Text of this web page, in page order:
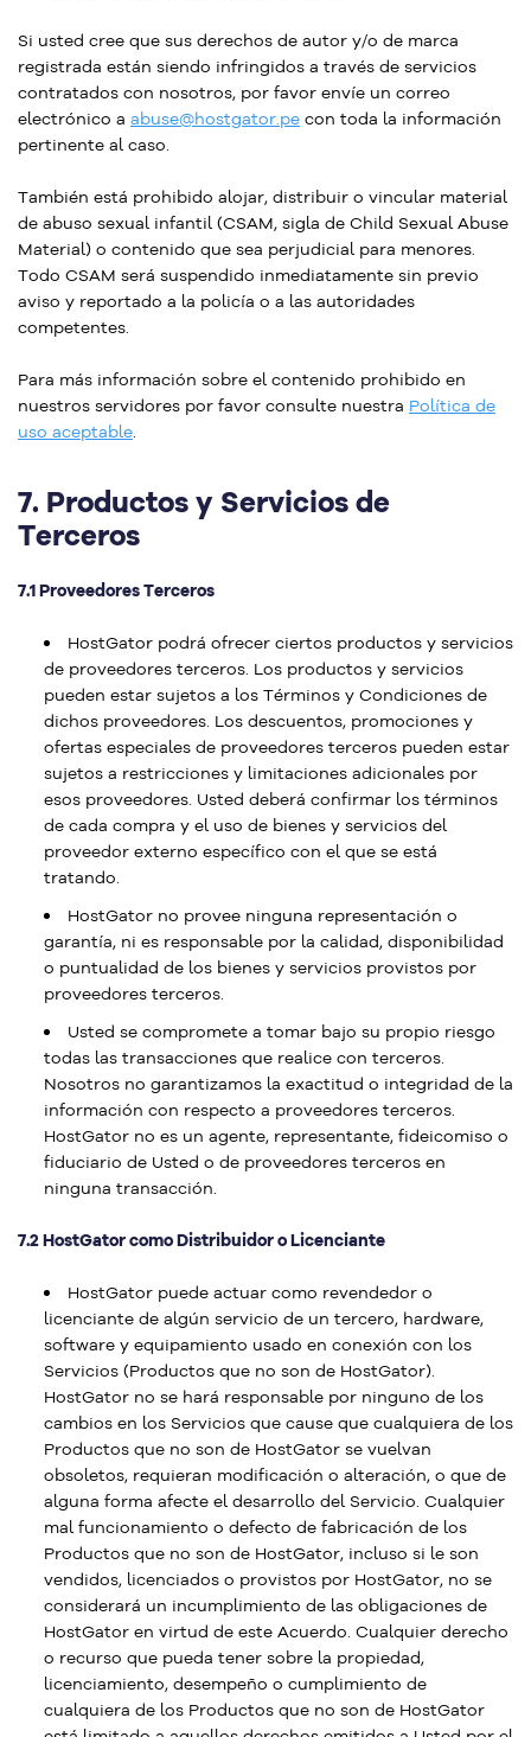
Si usted cree que sus derechos de autor y/o de marca
registrada están siendo infringidos a través de servicios
contratados con nosotros, por favor envíe un correo
electrónico a abuse@hostgator.pe con toda la información
pertinente al caso.
También está prohibido alojar, distribuir o vincular material
de abuso sexual infantil (CSAM, sigla de Child Sexual Abuse
Material) o contenido que sea perjudicial para menores.
Todo CSAM será suspendido inmediatamente sin previo
aviso y reportado a la policía o a las autoridades
competentes.
Para más información sobre el contenido prohibido en
nuestros servidores por favor consulte nuestra Política de
uso aceptable.
7. Productos y Servicios de
Terceros
7.1 Proveedores Terceros
HostGator podrá ofrecer ciertos productos y servicios
de proveedores terceros. Los productos y servicios
pueden estar sujetos a los Términos y Condiciones de
dichos proveedores. Los descuentos, promociones y
ofertas especiales de proveedores terceros pueden estar
sujetos a restricciones y limitaciones adicionales por
esos proveedores. Usted deberá confirmar los términos
de cada compra y el uso de bienes y servicios del
proveedor externo específico con el que se está
tratando.
HostGator no provee ninguna representación o
garantía, ni es responsable por la calidad, disponibilidad
o puntualidad de los bienes y servicios provistos por
proveedores terceros.
Usted se compromete a tomar bajo su propio riesgo
todas las transacciones que realice con terceros.
Nosotros no garantizamos la exactitud o integridad de la
información con respecto a proveedores terceros.
HostGator no es un agente, representante, fideicomiso o
fiduciario de Usted o de proveedores terceros en
ninguna transacción.
7.2 HostGator como Distribuidor o Licenciante
HostGator puede actuar como revendedor o
licenciante de algún servicio de un tercero, hardware,
software y equipamiento usado en conexión con los
Servicios (Productos que no son de HostGator).
HostGator no se hará responsable por ninguno de los
cambios en los Servicios que cause que cualquiera de los
Productos que no son de HostGator se vuelvan
obsoletos, requieran modificación o alteración, o que de
alguna forma afecte el desarrollo del Servicio. Cualquier
mal funcionamiento o defecto de fabricación de los
Productos que no son de HostGator, incluso si le son
vendidos, licenciados o provistos por HostGator, no se
considerará un incumplimiento de las obligaciones de
HostGator en virtud de este Acuerdo. Cualquier derecho
o recurso que pueda tener sobre la propiedad,
licenciamiento, desempeño o cumplimiento de
cualquiera de los Productos que no son de HostGator